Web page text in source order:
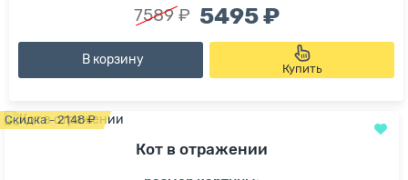
7589 ₽ 5495 ₽
В корзину
Купить
Скидка - 2148 ₽
Кот в отражении